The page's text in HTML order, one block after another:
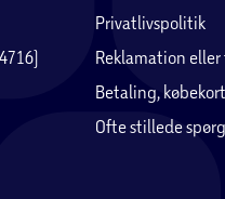
Privatlivspolitik
Reklamation
Betaling,
Ofte stillede